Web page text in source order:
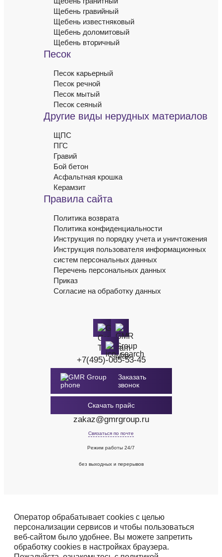
zakaz@gmrgroup.ru
Связаться по почте
Режим работы 24/7
без выходных и перерывов
+7(495)-065-53-45
Заказать
звонок
Скачать прайс
Щебень гравийный
Щебень известняковый
Щебень доломитовый
Щебень вторичный
Песок
Песок карьерный
Песок речной
Песок мытый
Песок сеяный
Другие виды нерудных материалов
ЩПС
ПГС
Гравий
Бой бетон
Асфальтная крошка
Керамзит
Правила сайта
Политика возврата
Политика конфиденциальности
Инструкция по порядку учета и уничтожения
Инструкция пользователя информационных
систем персональных данных
Перечень персональных данных
Приказ
Согласие на обработку данных
Оператор обрабатывает cookies с целью
персонализации сервисов и чтобы пользоваться
веб-сайтом было удобнее. Вы можете запретить
обработку cookies в настройках браузера.